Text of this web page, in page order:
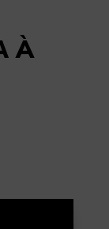
À